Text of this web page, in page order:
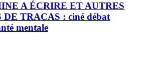
A ÉCRIRE ET AUTRES
DE TRACAS : ciné débat
mentale